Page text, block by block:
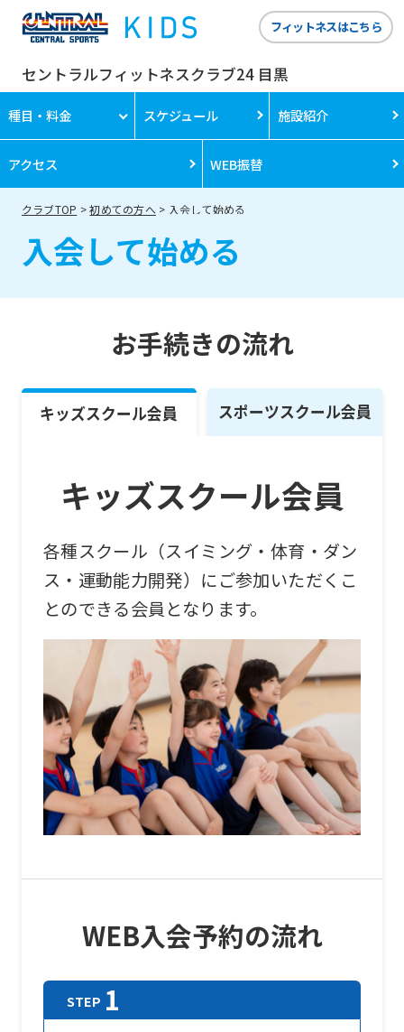
セントラルフィットネスクラブ24 目黒
フィットネスはこちら
種目・料金 スケジュール 施設紹介
アクセス WEB振替
クラブTOP 初めての方へ 入会して始める
入会して始める
お手続きの流れ
キッズスクール会員 スポーツスクール会員
キッズスクール会員
各種スクール（スイミング・体育・ダン
ス・運動能力開発）にご参加いただくこ
とのできる会員となります。
WEB入会予約の流れ